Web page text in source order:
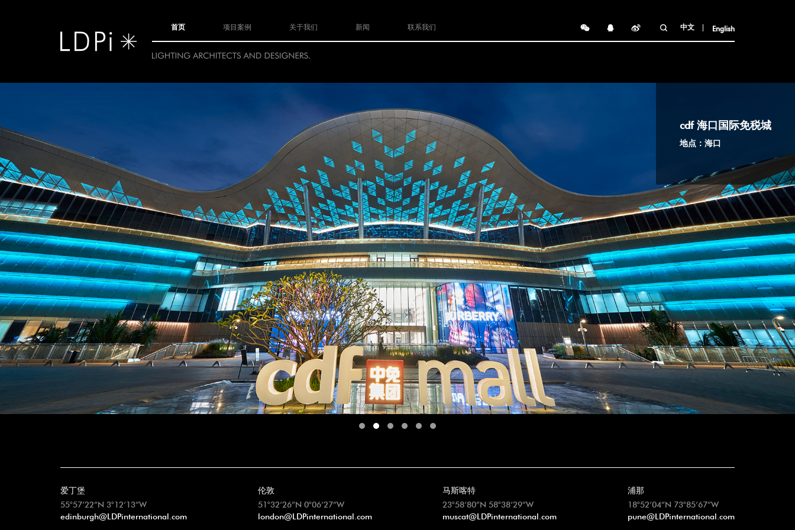
首页 项目案例 关于我们 新闻 联系我们 中文 English
cdf 海口国际免税城
地点：海口
爱丁堡
55°57’22”N 3°12’13”W
edinburgh@LDPinternational.com
伦敦
51°32’26”N 0°06’27”W
london@LDPinternational.com
马斯喀特
23°58’80”N 58°38’29”W
muscat@LDPinternational.com
浦那
18°52’04”N 73°85’67”W
pune@LDPinternational.com